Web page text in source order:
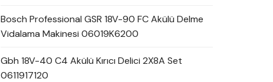
Bosch Professional GSR 18V-90 FC Akülü Delme
Vidalama Makinesi 06019K6200
Gbh 18V-40 C4 Akülü Kırıcı Delici 2X8A Set
0611917120